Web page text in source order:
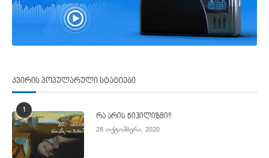
კვირის პოპულარული სტატიები
1
რა არის ნიჰილიზმი?
28 ოქტომბერი, 2020